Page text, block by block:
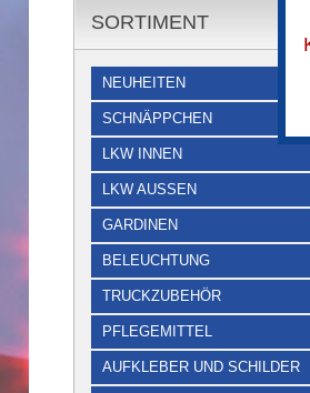
SORTIMENT
NEUHEITEN
SCHNÄPPCHEN
LKW INNEN
LKW AUSSEN
GARDINEN
BELEUCHTUNG
TRUCKZUBEHÖR
PFLEGEMITTEL
AUFKLEBER UND SCHILDER